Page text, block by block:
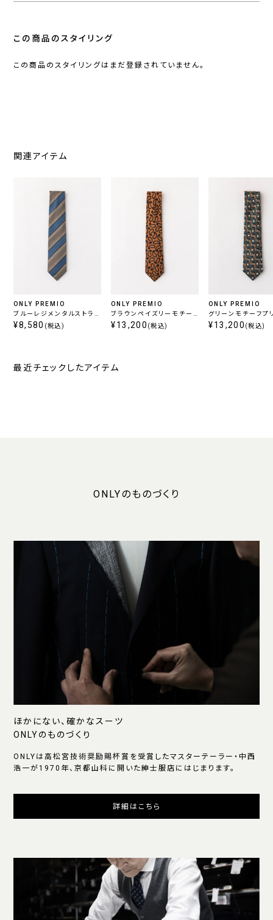
この商品のスタイリング
この商品のスタイリングはまだ登録されていません。
関連アイテム
ONLY PREMIO
ブルーレジメンタルストライ
プタイ
¥8,580 (税込)
ONLY PREMIO
ブラウンペイズリーモチー
フタイ
¥13,200 (税込)
ONLY PREMIO
グリーンモチーフプ
イ
¥13,200 (税込)
最近チェックしたアイテム
ONLYのものづくり
ほかにない、確かなスーツ
ONLYのものづくり
ONLYは高松宮技術奨励賜杯賞を受賞したマスターテーラー・中西
浩一が1970年、京都山科に開いた紳士服店にはじまります。
詳細はこちら